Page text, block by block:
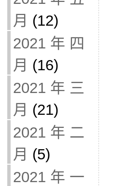
月 (12)
2021 年 四
月 (16)
2021 年 三
月 (21)
2021 年 二
月 (5)
2021 年 一